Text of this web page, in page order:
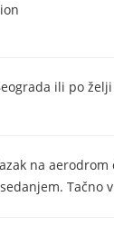
ili po
na
Tačno